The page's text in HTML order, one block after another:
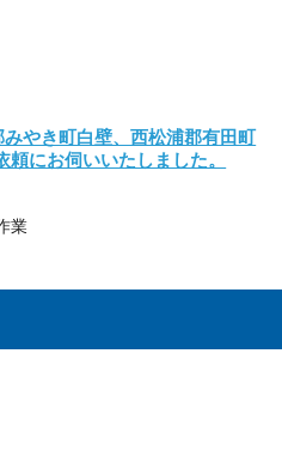
やき町白壁、西松浦郡有田町
にお伺いいたしました。
業